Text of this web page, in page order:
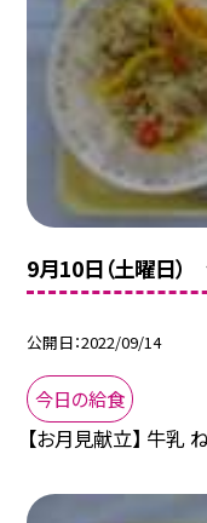
9月10日（土曜日
公開日 2022/09/14
今日の給食
【お月見献立】 牛乳